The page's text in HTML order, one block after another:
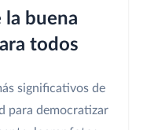
la buena
todos
significativos de
para democratizar